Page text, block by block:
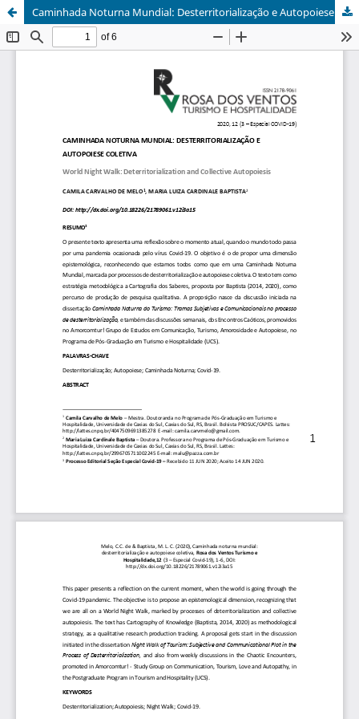
Caminhada Noturna Mundial: Desterritorialização e Autopoiese Coletiva / World Night Walk: Deterritorialization and Collective Autopoiesis